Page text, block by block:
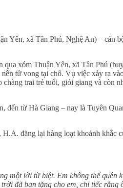
Yên, xã Tân Phú, Nghệ An) – cán
xóm Thuận Yên, xã Tân Phú
tử vong tại chỗ. Vụ việc xảy ra
trai trẻ tuổi, giỏi giang và còn
từ Hà Giang – nay là Tuyên
đăng lại hàng loạt khoảnh khắc
một lời từ biệt. Em không thể quên
đã ban tặng cho em, chỉ tiếc